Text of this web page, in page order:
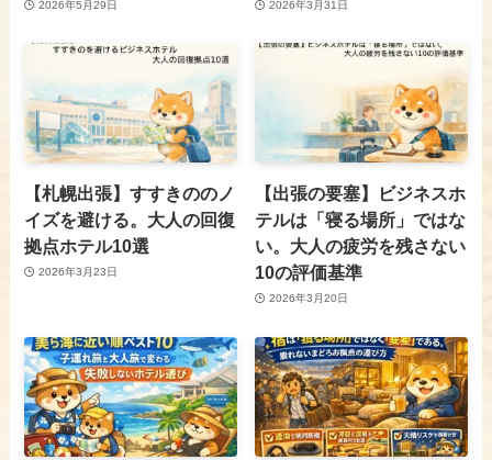
2026年5月29日 2026年3月31日
【札幌出張】すすきののノ
イズを避ける。大人の回復
拠点ホテル10選
2026年3月23日
【出張の要塞】ビジネスホ
テルは「寝る場所」ではな
い。大人の疲労を残さない
10の評価基準
2026年3月20日